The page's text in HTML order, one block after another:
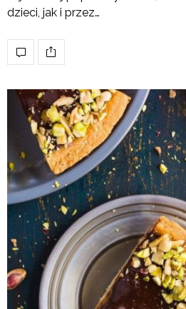
dzieci, jak i przez…